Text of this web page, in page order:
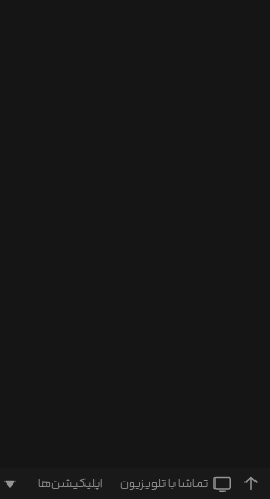
تماشا‌ با تلویزیون اپلیکیشن‌ها